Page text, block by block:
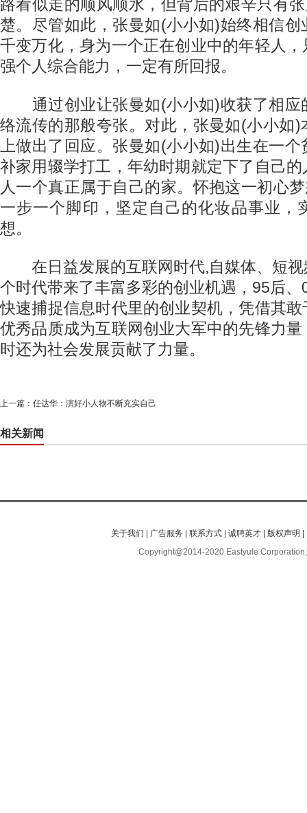
路看似走的顺风顺水，但背后的艰辛只有
楚。尽管如此，张曼如(小小如)始终相信
千变万化，身为一个正在创业中的年轻人
强个人综合能力，一定有所回报。
通过创业让张曼如(小小如)收获了相应
络流传的那般夸张。对此，张曼如(小小如
上做出了回应。张曼如(小小如)出生在一
补家用辍学打工，年幼时期就定下了自己
人一个真正属于自己的家。怀抱这一初心
一步一个脚印，坚定自己的化妆品事业，
想。
在日益发展的互联网时代,自媒体、短视
个时代带来了丰富多彩的创业机遇，95后
快速捕捉信息时代里的创业契机，凭借其
优秀品质成为互联网创业大军中的先锋力
时还为社会发展贡献了力量。
上一篇： 任达华：演好小人物不断充实自己
相关新闻
关于我们 广告服务 |联系方式 |诚聘英才 版权声明
Copyright@2014-2020 Eastyule